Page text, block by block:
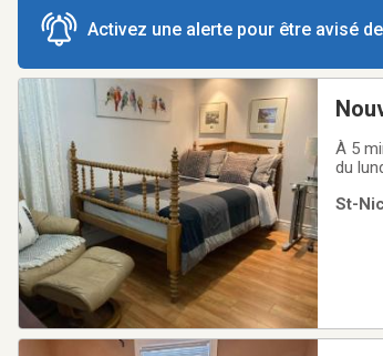
Activez une alerte pour être avisé
À 5
du
St-